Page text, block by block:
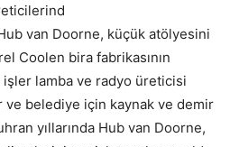
van Doorne, küçük atölyesini
Coolen bira fabrikasının
işler lamba ve radyo üreticisi
belediye için kaynak ve demir
yıllarında Hub van Doorne,